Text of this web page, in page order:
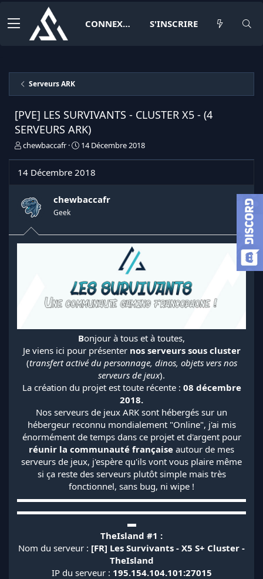
CONNEXION S'INSCRIRE
Serveurs ARK
[PVE] LES SURVIVANTS - CLUSTER X5 - (4
SERVEURS ARK)
I
t
a
t
u
s
s
n
chewbaccafr
D
e
e
14 Décembre 2018
14 Décembre 2018
chewbaccafr
Geek
Bonjour à tous et à toutes,
Je viens ici pour présenter nos serveurs sous cluster
(transfert activé du personnage, dinos, objets vers nos
serveurs de jeux).
La création du projet est toute récente : 08 décembre
2018.
Nos serveurs de jeux ARK sont hébergés sur un
hébergeur reconnu mondialement "Online", j'ai mis
énormément de temps dans ce projet et d'argent pour
réunir la communauté française autour de mes
serveurs de jeux, j'espère qu'ils vont vous plaire même
si ça reste des serveurs plutôt simple mais très
fonctionnel, sans bug, ni wipe !
▬▬▬▬▬▬▬▬▬▬▬▬▬▬▬▬▬▬▬▬▬▬▬▬▬▬
▬▬▬▬▬▬▬▬▬▬▬▬▬▬▬▬▬▬▬▬▬▬▬▬▬▬
▬
TheIsland #1 :
Nom du serveur : [FR] Les Survivants - X5 S+ Cluster -
TheIsland
IP du serveur : 195.154.104.101:27015